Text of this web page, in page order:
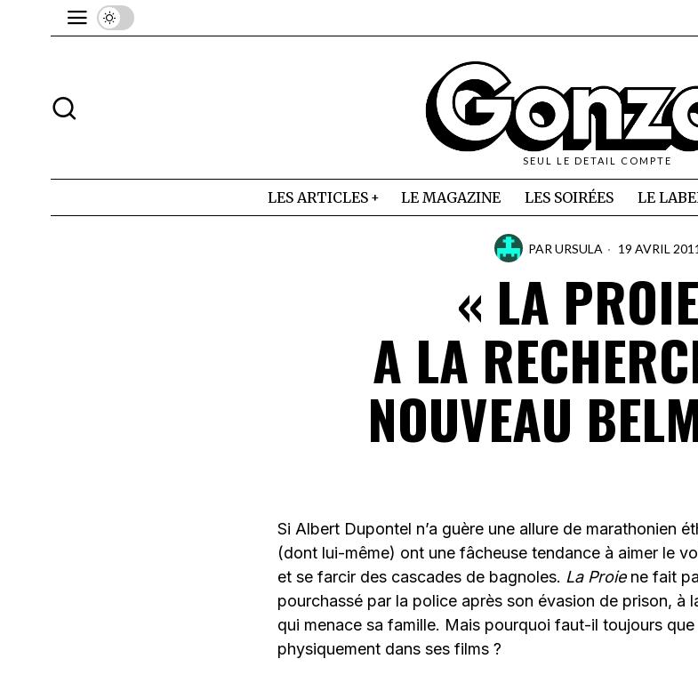
SEUL LE DETAIL COMPTE
LES ARTICLES LE MAGAZINE LES SOIRÉES LE
PAR URSULA 19 AVRIL 2011
« LA
A LA
NOUVEAU
Si Albert Dupontel n’a guère une allure de marathonien
(dont lui-même) ont une fâcheuse tendance à aimer le
et se farcir des cascades de bagnoles. La Proie ne fait
pourchassé par la police après son évasion de prison, à
qui menace sa famille. Mais pourquoi faut-il toujours
physiquement dans ses films ?